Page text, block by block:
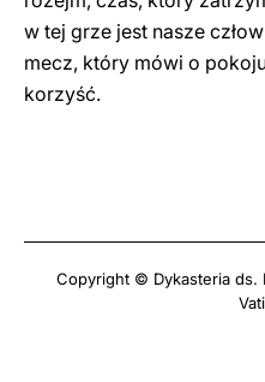
w tej grze jest nasze
mecz, który mówi o
korzyść.
Copyright © Dykasteria ds.